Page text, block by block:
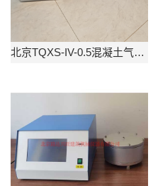
北京TQXS-IV-0.5混凝土气体渗透试验仪